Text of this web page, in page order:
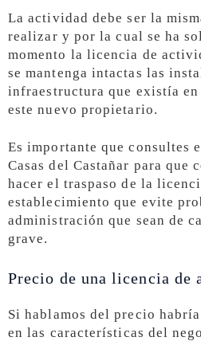
La actividad debe ser la
realizar y por la cual se ha
momento la licencia de
se mantenga intactas las
infraestructura que existía
este nuevo propietario.
Es importante que consultes
Casas del Castañar para que
hacer el traspaso de la
establecimiento que evite
administración que sean de
grave.
Precio de una licencia de
Si hablamos del precio
en las características del